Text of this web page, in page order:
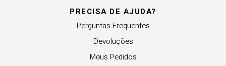
PRECISA DE AJUDA?
Perguntas Frequentes
Devoluções
Meus Pedidos